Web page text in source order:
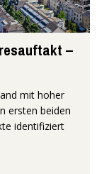
–
mit hoher
ersten beiden
identifiziert